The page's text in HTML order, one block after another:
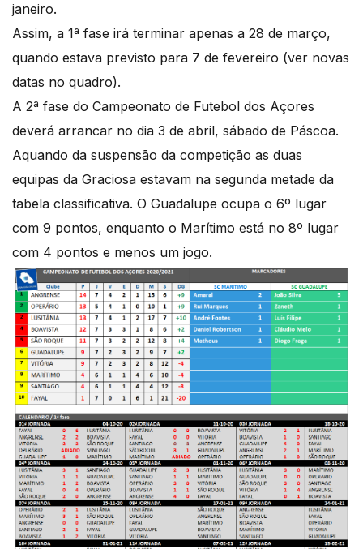
janeiro.
Assim, a 1ª fase irá terminar apenas a 28 de março,
quando estava previsto para 7 de fevereiro (ver novas
datas no quadro).
A 2ª fase do Campeonato de Futebol dos Açores
deverá arrancar no dia 3 de abril, sábado de Páscoa.
Aquando da suspensão da competição as duas
equipas da Graciosa estavam na segunda metade da
tabela classificativa. O Guadalupe ocupa o 6º lugar
com 9 pontos, enquanto o Marítimo está no 8º lugar
com 4 pontos e menos um jogo.